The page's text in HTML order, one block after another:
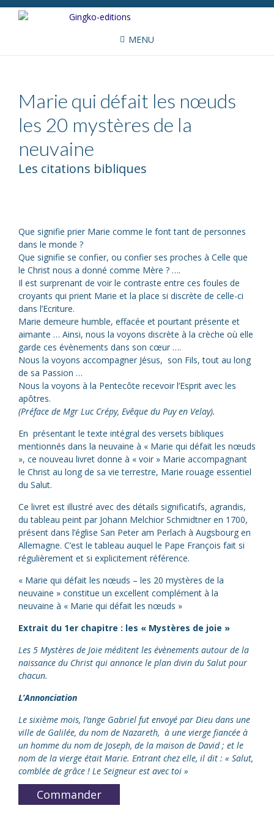
MENU
Marie qui défait les nœuds
les 20 mystères de la
neuvaine
Les citations bibliques
Que signifie prier Marie comme le font tant de personnes
dans le monde ?
Que signifie se confier, ou confier ses proches à Celle que
le Christ nous a donné comme Mère ? ….
Il est surprenant de voir le contraste entre ces foules de
croyants qui prient Marie et la place si discrète de celle-ci
dans l’Ecriture.
Marie demeure humble, effacée et pourtant présente et
aimante … Ainsi, nous la voyons discrète à la crèche où elle
garde ces évènements dans son cœur ….
Nous la voyons accompagner Jésus, son Fils, tout au long
de sa Passion …
Nous la voyons à la Pentecôte recevoir l’Esprit avec les
apôtres.
(Préface de Mgr Luc Crépy, Evêque du Puy en Velay).
En présentant le texte intégral des versets bibliques
mentionnés dans la neuvaine à « Marie qui défait les nœuds
», ce nouveau livret donne à « voir » Marie accompagnant
le Christ au long de sa vie terrestre, Marie rouage essentiel
du Salut.
Ce livret est illustré avec des détails significatifs, agrandis,
du tableau peint par Johann Melchior Schmidtner en 1700,
présent dans l’église San Peter am Perlach à Augsbourg en
Allemagne. C’est le tableau auquel le Pape François fait si
régulièrement et si explicitement référence.
« Marie qui défait les nœuds – les 20 mystères de la
neuvaine » constitue un excellent complément à la
neuvaine à « Marie qui défait les nœuds »
Extrait du 1er chapitre : les « Mystères de joie »
Les 5 Mystères de Joie méditent les évènements autour de la
naissance du Christ qui annonce le plan divin du Salut pour
chacun.
L’Annonciation
Le sixième mois, l’ange Gabriel fut envoyé par Dieu dans une
ville de Galilée, du nom de Nazareth, à une vierge fiancée à
un homme du nom de Joseph, de la maison de David ; et le
nom de la vierge était Marie. Entrant chez elle, il dit : « Salut,
comblée de grâce ! Le Seigneur est avec toi »
Commander